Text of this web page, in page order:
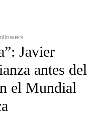
SPANISH" TO RECEIVE
Javier
antes del
el Mundial